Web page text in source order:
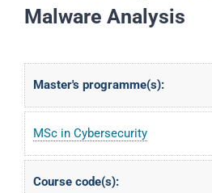
Malware Analysis
Master's programme(s):
MSc in Cybersecurity
Course code(s):